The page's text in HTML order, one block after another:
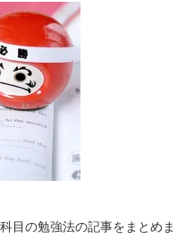
目の勉強法の記事をまとめま